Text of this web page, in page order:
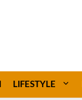
LIFESTYLE